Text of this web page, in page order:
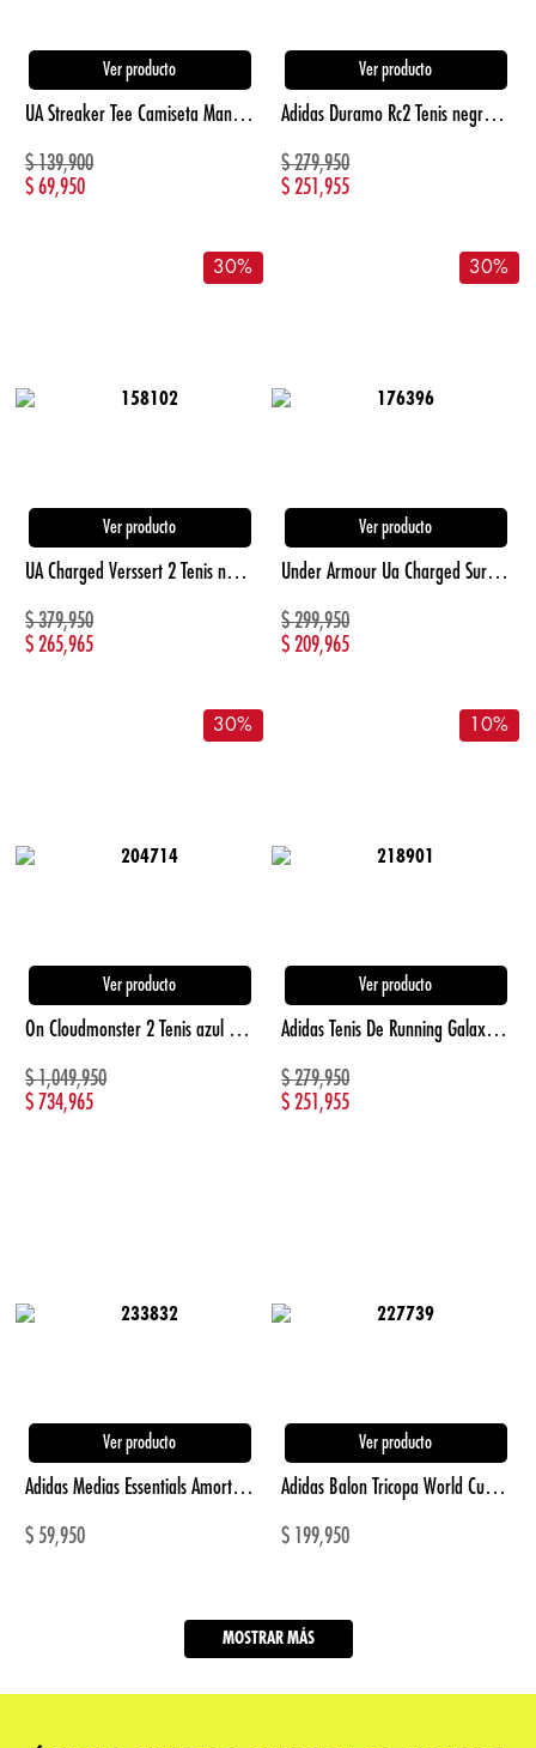
Ver producto
UA Streaker Tee Camiseta Manga Corta gris de hombre para correr
$139,900
$69,950
Ver producto
Adidas Duramo Rc2 Tenis negro de hombre para correr
$279,950
$251,955
30%
Ver producto
UA Charged Verssert 2 Tenis negro de hombre para correr
$379,950
$265,965
30%
Ver producto
Under Armour Ua Charged Surge 4 Tenis Negro De Hombre Para Correr
$299,950
$209,965
30%
Ver producto
On Cloudmonster 2 Tenis azul de hombre para correr
$1,049,950
$734,965
10%
Ver producto
Adidas Tenis De Running Galaxy 7 gris de hombre para correr
$279,950
$251,955
Ver producto
Adidas Medias Essentials Amortiguacion gris unisex lifestyle
$ 59,950
Ver producto
Adidas Balon Tricopa World Cup League blanco unisex para futbol
$ 199,950
MOSTRAR MÁS